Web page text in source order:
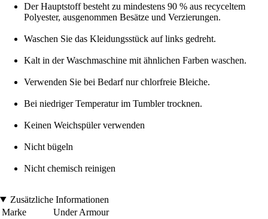
Der Hauptstoff besteht zu mindestens 90 % aus recyceltem
Polyester, ausgenommen Besätze und Verzierungen.
Waschen Sie das Kleidungsstück auf links gedreht.
Kalt in der Waschmaschine mit ähnlichen Farben waschen.
Verwenden Sie bei Bedarf nur chlorfreie Bleiche.
Bei niedriger Temperatur im Tumbler trocknen.
Keinen Weichspüler verwenden
Nicht bügeln
Nicht chemisch reinigen
Zusätzliche Informationen
Marke
Under Armour